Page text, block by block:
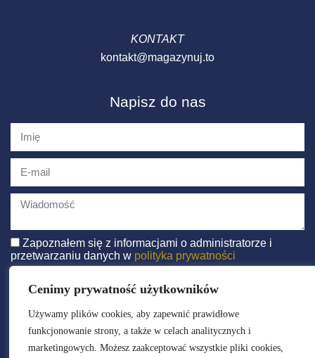
Cenimy prywatność użytkowników
Używamy plików cookies, aby zapewnić prawidłowe
funkcjonowanie strony, a także w celach analitycznych i
marketingowych. Możesz zaakceptować wszystkie pliki cookies,
KONTAKT
kontakt@magazynuj.to
Napisz do nas
Zapoznałem się z informacjami o administratorze i
przetwarzaniu danych w polityka prywatności
WYŚLIJ